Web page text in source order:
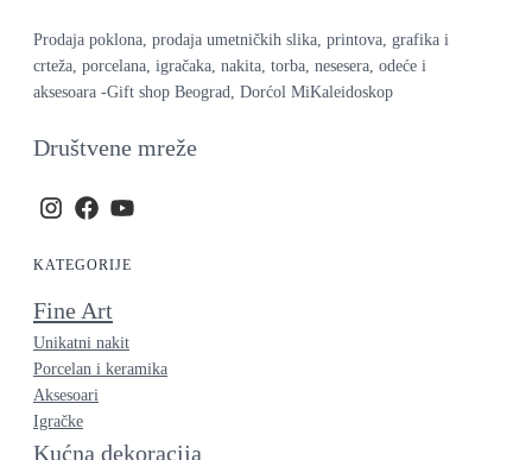
Prodaja poklona, prodaja umetničkih slika, printova, grafika i
crteža, porcelana, igračaka, nakita, torba, nesesera, odeće i
aksesoara -Gift shop Beograd, Dorćol MiKaleidoskop
Društvene mreže
KATEGORIJE
Fine Art
Unikatni nakit
Porcelan i keramika
Aksesoari
Igračke
Kućna dekoracija